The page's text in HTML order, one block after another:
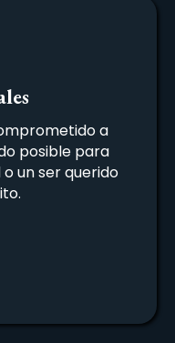
a
posible para
un ser querido